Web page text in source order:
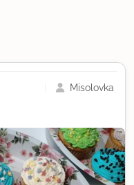
Misolovka